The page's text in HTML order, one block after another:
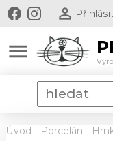
menu
Úvod - Porcelán -